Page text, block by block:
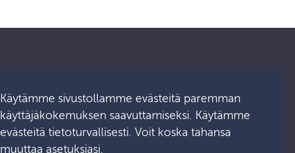
Ota yhteyttä
Käytämme sivustollamme evästeitä paremman
käyttäjäkokemuksen saavuttamiseksi. Käytämme
evästeitä tietoturvallisesti. Voit koska tahansa
muuttaa asetuksiasi.